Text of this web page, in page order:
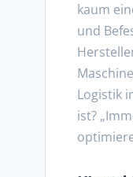
kaum
und
Logistik
ist?